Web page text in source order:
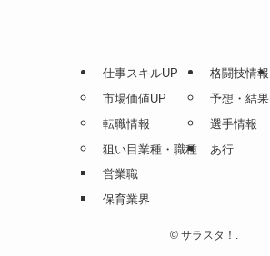
仕事スキルUP
市場価値UP
転職情報
狙い目業種・職種
営業職
保育業界
格闘技情報
予想・結果
選手情報
あ行
©サラスタ！.